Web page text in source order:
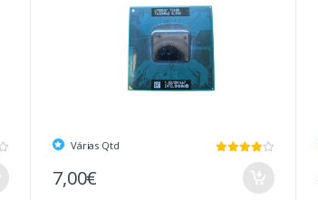
Várias Qtd
7,00€